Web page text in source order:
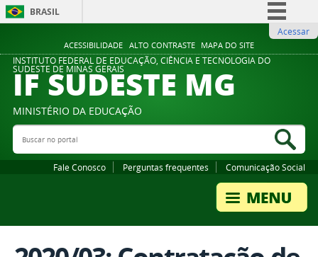
ACESSIBILIDADE ALTO CONTRASTE MAPA DO SITE
BRASIL
Comunica BR
Participe
Legislação
Acessar
INSTITUTO FEDERAL DE EDUCAÇÃO, CIÊNCIA E TECNOLOGIA DO
SUDESTE DE MINAS GERAIS
IF SUDESTE MG
MINISTÉRIO DA EDUCAÇÃO
Buscar no portal
Fale Conosco Perguntas frequentes Comunicação Social